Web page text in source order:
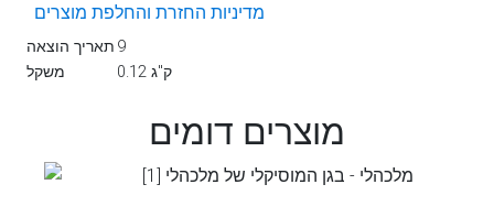
מדיניות החזרת והחלפת מוצרים
תאריך הוצאה 9
משקל
0.12 ק"ג
מוצרים דומים